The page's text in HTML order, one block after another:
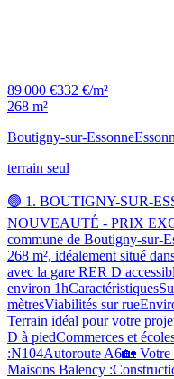
89 000 €332 €/m²
268 m²
Boutigny-sur-Essonne
terrain seul
🟢 1. BOUTIGNY-SUR-
NOUVEAUTÉ - PRIX
commune de Boutigny-sur-
268 m², idéalement situé
avec la gare RER D
environ
mètresViabilités sur
Terrain idéal pour votre
D à piedCommerces et
:N104Autoroute A6🏡 Votre
Maisons Balency